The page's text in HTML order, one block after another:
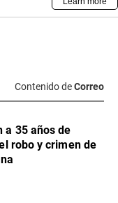
Contenido deCorreo
a 35 años de
robo y crimen de